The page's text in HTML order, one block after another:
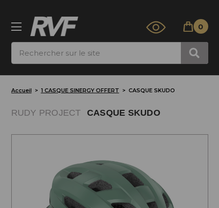
0
Accueil 1 CASQUE SINERGY OFFERT CASQUE SKUDO
RUDY PROJECT CASQUE SKUDO